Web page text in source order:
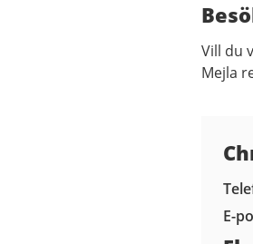
Vill du
Mejla
E-